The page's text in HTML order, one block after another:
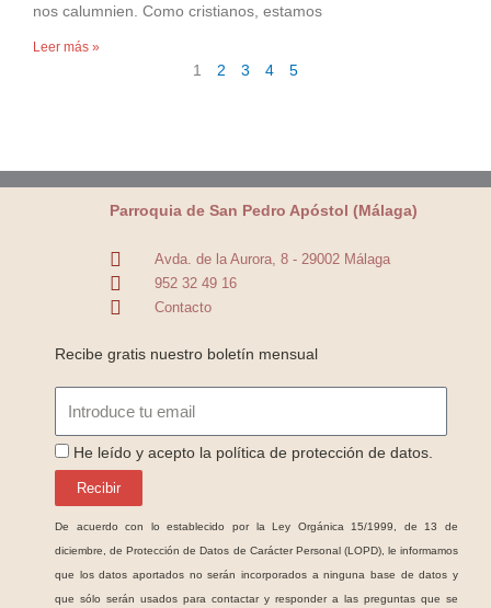
nos calumnien. Como cristianos, estamos
Leer más »
1 2 3 4 5
Parroquia de San Pedro Apóstol (Málaga)
Avda. de la Aurora, 8 - 29002 Málaga
952 32 49 16
Contacto
Recibe gratis nuestro boletín mensual
ProteccionDatos
He leído y acepto la política de protección de datos.
Recibir
De acuerdo con lo establecido por la Ley Orgánica 15/1999, de 13 de
diciembre, de Protección de Datos de Carácter Personal (LOPD), le informamos
que los datos aportados no serán incorporados a ninguna base de datos y
que sólo serán usados para contactar y responder a las preguntas que se